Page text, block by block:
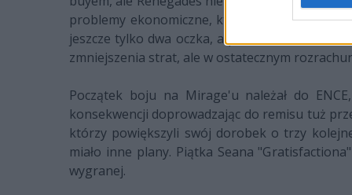
problemy ekonomiczne, które w znacznym
jeszcze tylko dwa oczka, a po zmianie stron
zmniejszenia strat, ale w ostatecznym
Początek boju na Mirage'u należał do
konsekwencji doprowadzając do remisu tuż
którzy powiększyli swój dorobek o trzy
miało inne plany. Piątka Seana
wygranej.